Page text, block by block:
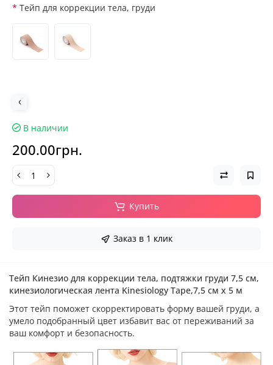
Тейп для коррекции тела, груди
В наличии
200.00грн.
Купить
Заказ в 1 клик
Тейп Кинезио для коррекции тела, подтяжки груди 7,5 см,
кинезиологическая лента Kinesiology Tape,7,5 см х 5 м
Этот тейп поможет скорректировать форму вашей груди, а
умело подобранный цвет избавит вас от переживаний за
ваш комфорт и безопасность.